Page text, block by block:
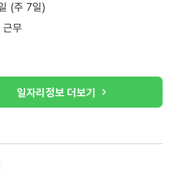
(주 7일)
근무
일자리정보 더보기